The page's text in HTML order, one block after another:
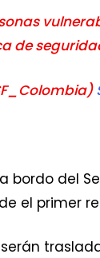
de
bordo del
el primer